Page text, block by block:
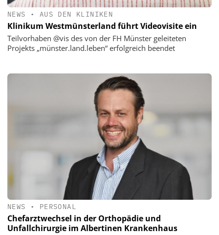
NEWS • AUS DEN KLINIKEN
Klinikum Westmünsterland führt Videovisite ein
Teilvorhaben @vis des von der FH Münster geleiteten
Projekts „münster.land.leben“ erfolgreich beendet
NEWS • PERSONAL
Chefarztwechsel in der Orthopädie und
Unfallchirurgie im Albertinen Krankenhaus